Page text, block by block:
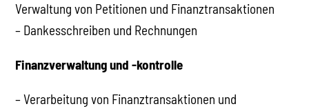
Verwaltung von Petitionen und Finanztransaktionen
– Dankesschreiben und Rechnungen
Finanzverwaltung und -kontrolle
– Verarbeitung von Finanztransaktionen und